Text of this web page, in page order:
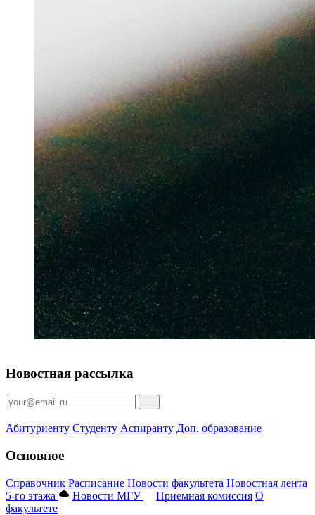
Новостная рассылка
Абитуриенту Студенту Аспиранту Доп. образование
Основное
Справочник Расписание Новости факультета Новостная лента
5-го этажа
Новости МГУ Приемная комиссия О
факультете